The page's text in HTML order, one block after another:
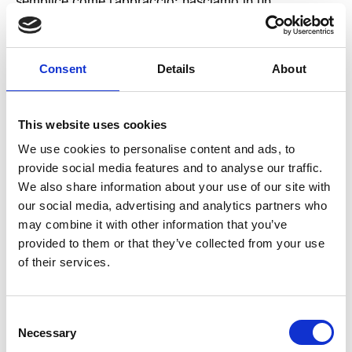
Consent Details About
This website uses cookies
We use cookies to personalise content and ads, to
provide social media features and to analyse our traffic.
We also share information about your use of our site with
our social media, advertising and analytics partners who
may combine it with other information that you’ve
provided to them or that they’ve collected from your use
of their services.
Selection
Necessary
abbraccio, da un abbraccio, spesso ce ne andiamo
cercando un abbraccio; l’abbraccio è ciò che più
quando rivediamo qualcuno dopo molto tempo,
quando vogliamo esprimere una gioia incontenibile.
dell’unione, della tenerezza, del ritorno, della
riconciliazione. Un gesto che i bambini cercano e
sentono come naturale all’interno del loro orizzonte
affettivo, ma che si deve imparare ad ogni nuovo
incontro.
DI